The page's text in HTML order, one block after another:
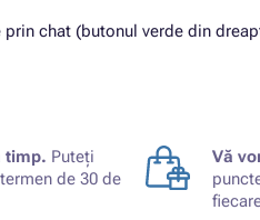
chat (butonul verde din
timp. Puteți
de 30 de
Vă